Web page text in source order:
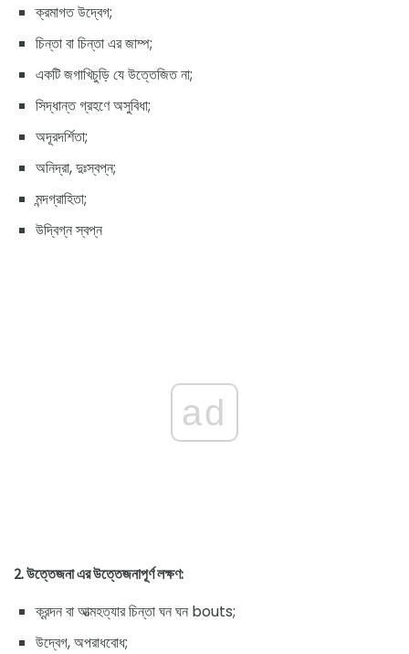
ক্রমাগত উদ্বেগ;
চিন্তা বা চিন্তা এর জাম্প;
একটি জগাখিচুড়ি যে উত্তেজিত না;
সিদ্ধান্ত গ্রহণে অসুবিধা;
অদূরদর্শিতা;
অনিদ্রা, দুঃস্বপ্ন;
মন্দগ্রাহিতা;
উদ্বিগ্ন স্বপ্ন
ad
2. উত্তেজনা এর উত্তেজনাপূর্ণ লক্ষণ:
ক্রন্দন বা আত্মহত্যার চিন্তা ঘন ঘন bouts;
উদ্বেগ, অপরাধবোধ;